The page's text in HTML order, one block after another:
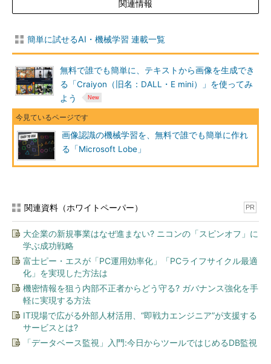
関連情報
簡単に試せるAI・機械学習 連載一覧
無料で誰でも簡単に、テキストから画像を生成でき
る「Craiyon（旧名：DALL・E mini）」を使ってみ
よう
画像認識の機械学習を、無料で誰でも簡単に作れ
る「Microsoft Lobe」
関連資料（ホワイトペーパー） PR
大企業の新規事業はなぜ進まない? ニコンの「スピンオフ」に
学ぶ成功戦略
富士ピー・エスが「PC運用効率化」「PCライフサイクル最適
化」を実現した方法は
機密情報を狙う内部不正者からどう守る? ガバナンス強化を手
軽に実現する方法
IT現場で広がる外部人材活用、“即戦力エンジニア”が支援する
サービスとは?
「データベース監視」入門:今日からツールではじめるDB監視